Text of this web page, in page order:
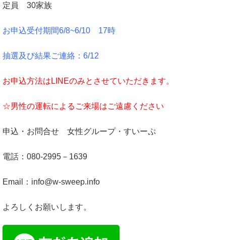
定員 30家族
お申込受付期間6/8~6/10 17時
抽選及び結果ご連絡：6/12
お申込方法はLINEのみとさせていただきます。
☆男性の運転によるご来場はご遠慮ください
申込・お問合せ 女性グループ・すいーぷ
電話：080-2995－1639
Email：info@w-sweep.info
よろしくお願いします。